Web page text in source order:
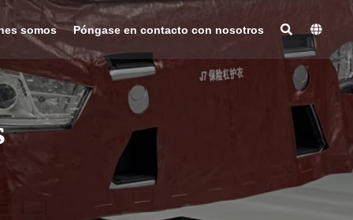
somos Póngase en contacto con nosotros